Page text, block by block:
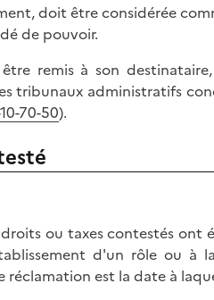
doit être considérée
de pouvoir.
remis à son
tribunaux administratifs
70-50).
ou taxes contestés ont
d'un rôle ou à
est la date à